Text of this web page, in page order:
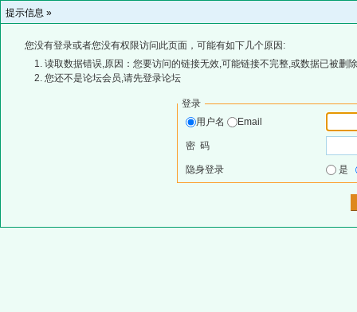
提示信息 »
您没有登录或者您没有权限访问此页面，可能有如下几个原因:
读取数据错误,原因：您要访问的链接无效,可能链接不完整,或数据已被删
您还不是论坛会员,请先登录论坛
登录
用户名
Email
密 码
隐身登录 是